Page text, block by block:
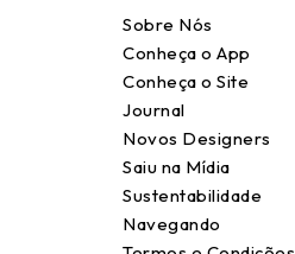
Sobre Nós
Conheça o App
Conheça o Site
Journal
Novos Designers
Saiu na Mídia
Sustentabilidade
Navegando